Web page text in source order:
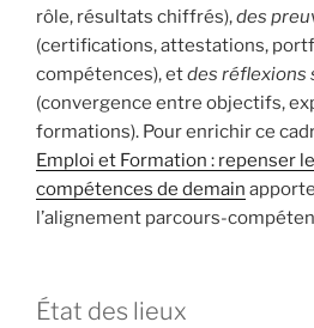
rôle, résultats chiffrés),des
(certifications, attestations,
compétences), etdes réflexions
(convergence entre objectifs,
formations). Pour enrichir ce
Emploi et Formation : repenser
compétences de demain
l’alignement parcours-
État des lieux